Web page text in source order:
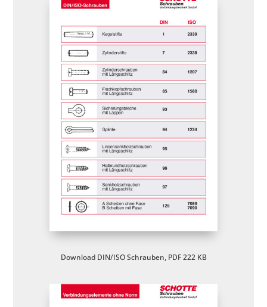
Download DIN/ISO Schrauben, PDF 222 KB